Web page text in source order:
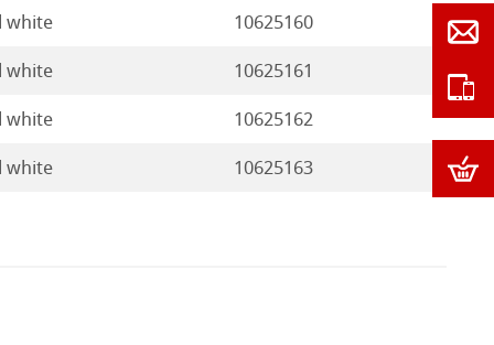
white 10625160
white 10625161
white 10625162
white 10625163